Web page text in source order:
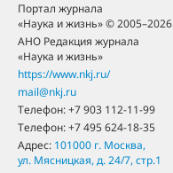
Портал журнала
«Наука и жизнь» © 2005–2026
АНО Редакция журнала
«Наука и жизнь»
https://www.nkj.ru/
mail@nkj.ru
Телефон:+7 903 112-11-99
Телефон:+7 495 624-18-35
Адрес: 101000 г. Москва,
ул. Мясницкая, д. 24/7, стр.1